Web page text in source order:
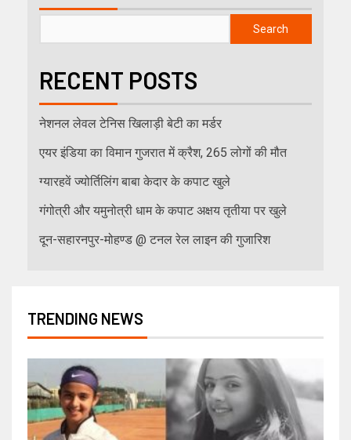
Search
RECENT POSTS
नेशनल लेवल टेनिस खिलाड़ी बेटी का मर्डर
एयर इंडिया का विमान गुजरात में क्रैश, 265 लोगों की मौत
ग्यारहवें ज्योर्तिलिंग बाबा केदार के कपाट खुले
गंगोत्री और यमुनोत्री धाम के कपाट अक्षय तृतीया पर खुले
दून-सहारनपुर-मोहण्ड @ टनल रेल लाइन की गुजारिश
TRENDING NEWS